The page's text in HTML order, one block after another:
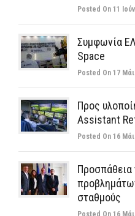
Posted On 11
Συμφωνία
Space
Posted On 17
Προς
Assistant
Posted On 16
Προσπάθεια
σταθμούς
Posted On 16